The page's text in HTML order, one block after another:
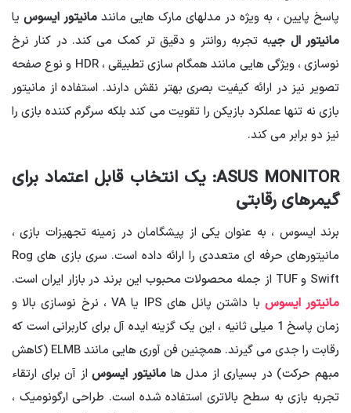
پاسخ پایین ، به ویژه در مدلهای مارک هایی مانند مانیتور ایسوس یا
مانیتور ال جیبه تجربه روانتر و دقیق تر کمک می کند. در کنار نرخ
نوسازی ، ویژگی هایی مانند همگام سازی تطبیقی ، HDR و نوع صفحه
تصویر نیز در ارائه کیفیت بصری بهتر نقش دارند. استفاده از مانیتور
بازی نه تنها عملکرد بازیکن را تقویت می کند بلکه سرگرم کننده بازی را
نیز دو برابر می کند.
ASUS MONITOR: یک انتخاب قابل اعتماد برای
گیمرهای رقابتی
برند ایسوس ، به عنوان یکی از پیشگامان در زمینه تجهیزات بازی ،
مانیتورهای حرفه ای متعددی را ارائه داده است. سری بازی های Rog
Swift و TUF از جمله محصولات محبوب این برند در بازار ایران است.
مانیتور ایسوس
با داشتن پانل های IPS یا VA ، نرخ نوسازی بالا و
زمان پاسخ 1 میلی ثانیه ، این یک گزینه ایده آل برای کاربرانی است که
رقابت را جدی می گیرند. همچنین فن آوری هایی مانند ELMB (کاهش
مبهم حرکت) در بسیاری از مدل هامانیتور ایسوساز آن برای ارتقاء
تجربه بازی به سطح بالاتری استفاده شده است. طراحی ارگونومیک ،